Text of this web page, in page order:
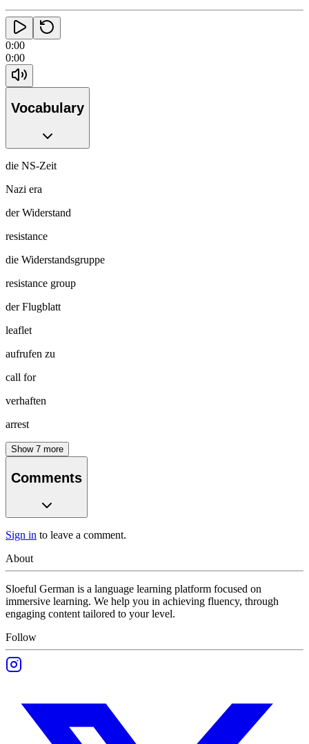
0:00
0:00
Vocabulary
die NS-Zeit
Nazi era
der Widerstand
resistance
die Widerstandsgruppe
resistance group
der Flugblatt
leaflet
aufrufen zu
call for
verhaften
arrest
Show 7 more
Comments
Sign in to leave a comment.
About
Sloeful German is a language learning platform focused on
immersive learning. We help you in achieving fluency, through
engaging content tailored to your level.
Follow